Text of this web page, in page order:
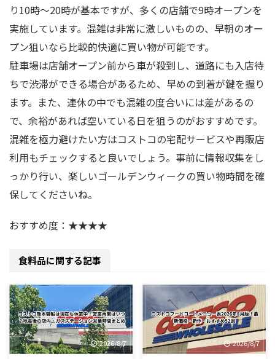
り10時～20時が基本ですが、多くの店舗で9時オープンを
実施しています。混雑は非常に激しいものの、早朝のオー
プン狙いなら比較的快適に買い物が可能です。
駐車場は店舗オープン前から車が殺到し、道路にも入店待
ちで渋滞ができる場合があるため、早めの到着が鍵を握り
ます。また、連休の中でも混雑の度合いには差があるの
で、余裕があれば空いている日を狙うのがおすすめです。
混雑を極力避けたい方はコストコの宅配サービスや再販店
利用もチェックすると良いでしょう。事前に情報収集をし
っかり行い、楽しいゴールデンウィークの買い物時間を確
保してくださいね。
おすすめ度：★★★★
食料品に関する記事
2026/8/7 2026/8/7